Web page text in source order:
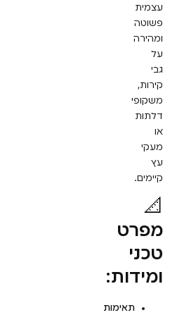
עצמית
פשוטה
ומהירה
על
גבי
קירות,
משקופי
דלתות
או
מעקי
עץ
קיימים.
📐
מפרט
טכני
ומידות:
תאימות